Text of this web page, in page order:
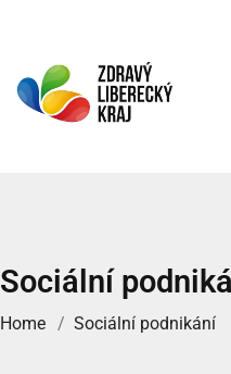
Sociální
Home Sociální podnikání